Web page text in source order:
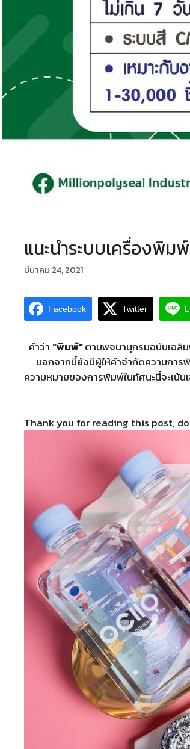
แนะนำระบบเครื่องพิ
มีนาคม 24, 2021
Facebook Twitter
คำว่า“พิมพ์”ตามพจนานุกรมฉบับเฉลิ
นอกจากนี้ยังมีผู้ให้คำจำกัดความการ
ความหมายของการพิมพ์ในทัศนะนี้จะเน้
Thank you for reading this post,